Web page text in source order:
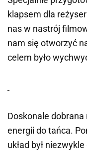
klapsem dla
nas w nastrój
nam się otworzyć
celem było
Doskonale dobrana
energii do tańca.
układ był